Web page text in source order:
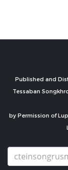
Published and
Tessaban
by Permission of